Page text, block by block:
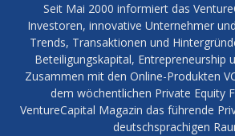
Seit Mai 2000 informiert das
Investoren, innovative Unternehmer
Trends, Transaktionen und
Beteiligungskapital, Entrepreneurship
Zusammen mit den Online-Produkten
dem wöchentlichen Private Equity
VentureCapital Magazin das führende
deutschsprachigen